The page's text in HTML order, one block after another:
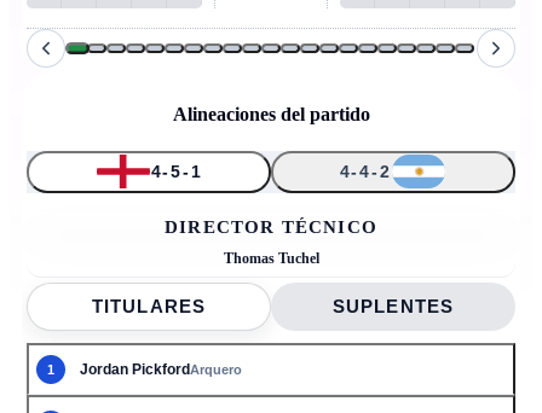
Alineaciones del partido
4-5-1 4-4-2
↑ ↑
↑
↑
DIRECTOR TÉCNICO
Thomas Tuchel
TITULARES SUPLENTES
1 Jordan PickfordArquero